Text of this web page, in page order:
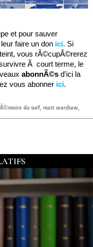
et pour sauver
faire un don ici. Si
vous rÃ©cupÃ©rerez
Ã court terme, le
abonnÃ©s d'ici la
vous abonner ici.
du surf,matt warshaw,